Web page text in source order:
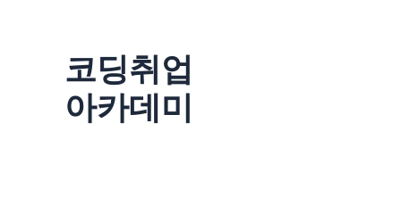
코딩취업
아카데미